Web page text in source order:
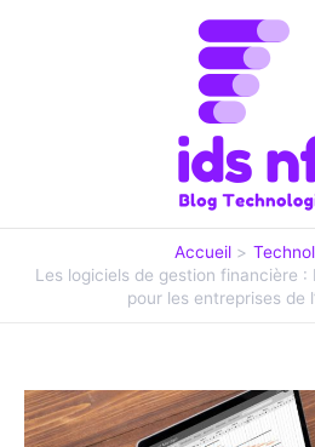
Accueil
Les logiciels de gestion financière :
pour les entreprises de